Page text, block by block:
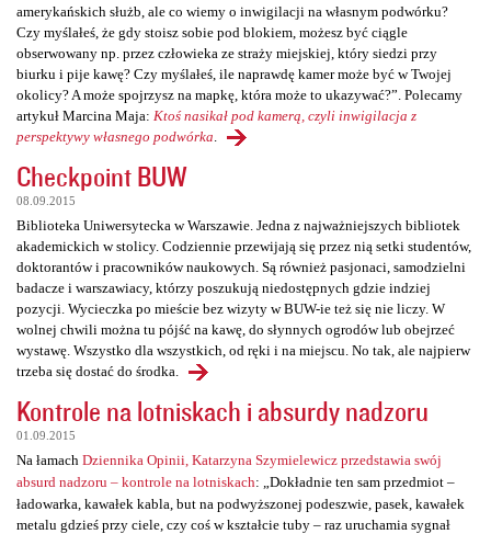
amerykańskich służb, ale co wiemy o inwigilacji na własnym podwórku?
Czy myślałeś, że gdy stoisz sobie pod blokiem, możesz być ciągle
obserwowany np. przez człowieka ze straży miejskiej, który siedzi przy
biurku i pije kawę? Czy myślałeś, ile naprawdę kamer może być w Twojej
okolicy? A może spojrzysz na mapkę, która może to ukazywać?”. Polecamy
artykuł Marcina Maja: Ktoś nasikał pod kamerą, czyli inwigilacja z
perspektywy własnego podwórka
Checkpoint BUW
08.09.2015
Biblioteka Uniwersytecka w Warszawie. Jedna z najważniejszych bibliotek
akademickich w stolicy. Codziennie przewijają się przez nią setki studentów,
doktorantów i pracowników naukowych. Są również pasjonaci, samodzielni
badacze i warszawiacy, którzy poszukują niedostępnych gdzie indziej
pozycji. Wycieczka po mieście bez wizyty w BUW-ie też się nie liczy. W
wolnej chwili można tu pójść na kawę, do słynnych ogrodów lub obejrzeć
wystawę. Wszystko dla wszystkich, od ręki i na miejscu. No tak, ale najpierw
trzeba się dostać do środka.
Kontrole na lotniskach i absurdy nadzoru
01.09.2015
Na łamach Dziennika Opinii, Katarzyna Szymielewicz przedstawia swój
absurd nadzoru – kontrole na lotniskach: „Dokładnie ten sam przedmiot –
ładowarka, kawałek kabla, but na podwyższonej podeszwie, pasek, kawałek
metalu gdzieś przy ciele, czy coś w kształcie tuby – raz uruchamia sygnał